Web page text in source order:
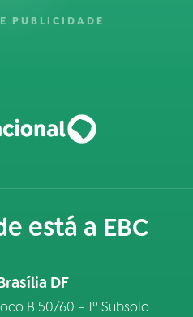
PUBLICIDADE
está a EBC
DF
B 50/60 – 1º Subsolo